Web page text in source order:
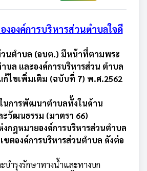
องค์การบริหารส่วนตำบลใจดี
วนตำบล (อบต.) มีหน้าที่ตามพระ
ล และองค์การบริหารส่วน ตำบล
ก้ไขเพิ่มเติม (ฉบับที่ 7) พ.ศ.2562
นการพัฒนาตำบลทั้งในด้าน
ะวัฒนธรรม (มาตรา 66)
กฎหมายองค์การบริหารส่วนตำบล
ตองค์การบริหารส่วนตำบล ดังต่อ
รุงรักษาทางน้ำและทางบก